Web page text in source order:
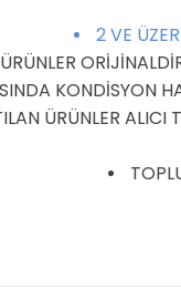
2 VE
KONDİSYON
ÜRÜNLER ALICI